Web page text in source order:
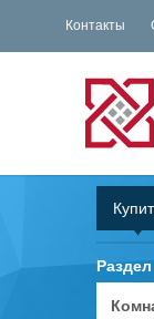
Контакты
Раздел